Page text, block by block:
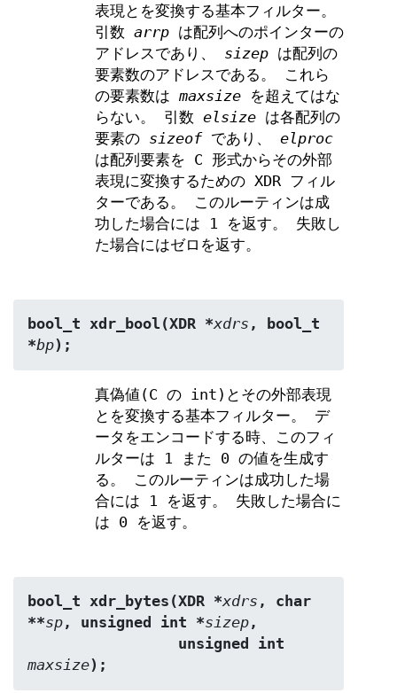
表現とを変換する基本フィルター。
引数 arrpは配列へのポインターの
アドレスであり、 sizepは配列の
要素数のアドレスである。 これら
の要素数は maxsizeを超えてはな
らない。 引数 elsizeは各配列の
要素の sizeofであり、 elproc
は配列要素を C 形式からその外部
表現に変換するための XDR フィル
ターである。 このルーティンは成
功した場合には 1 を返す。 失敗し
た場合にはゼロを返す。
bool_t xdr_bool(XDR *xdrs , bool_t
*bp);
真偽値(C の int)とその外部表現
とを変換する基本フィルター。 デ
ータをエンコードする時、このフィ
ルターは 1 また 0 の値を生成す
る。 このルーティンは成功した場
合には 1 を返す。 失敗した場合に
は 0 を返す。
bool_t xdr_bytes(XDR *xdrs , char
**sp, unsigned int *sizep,
maxsize);